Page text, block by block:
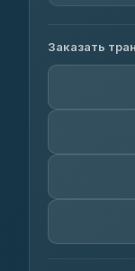
AEC 168
4.88(404)
Gosafe
Заказать